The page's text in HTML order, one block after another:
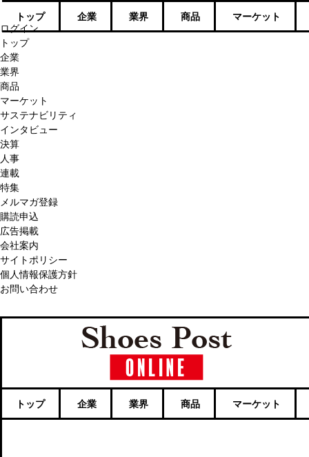
ログイン
トップ
企業
業界
商品
マーケット
サステナビリティ
インタビュー
決算
人事
連載
特集
メルマガ登録
購読申込
広告掲載
会社案内
サイトポリシー
個人情報保護方針
お問い合わせ
トップ 企業 業界 商品 マーケット
トップ 企業 業界 商品 マーケット